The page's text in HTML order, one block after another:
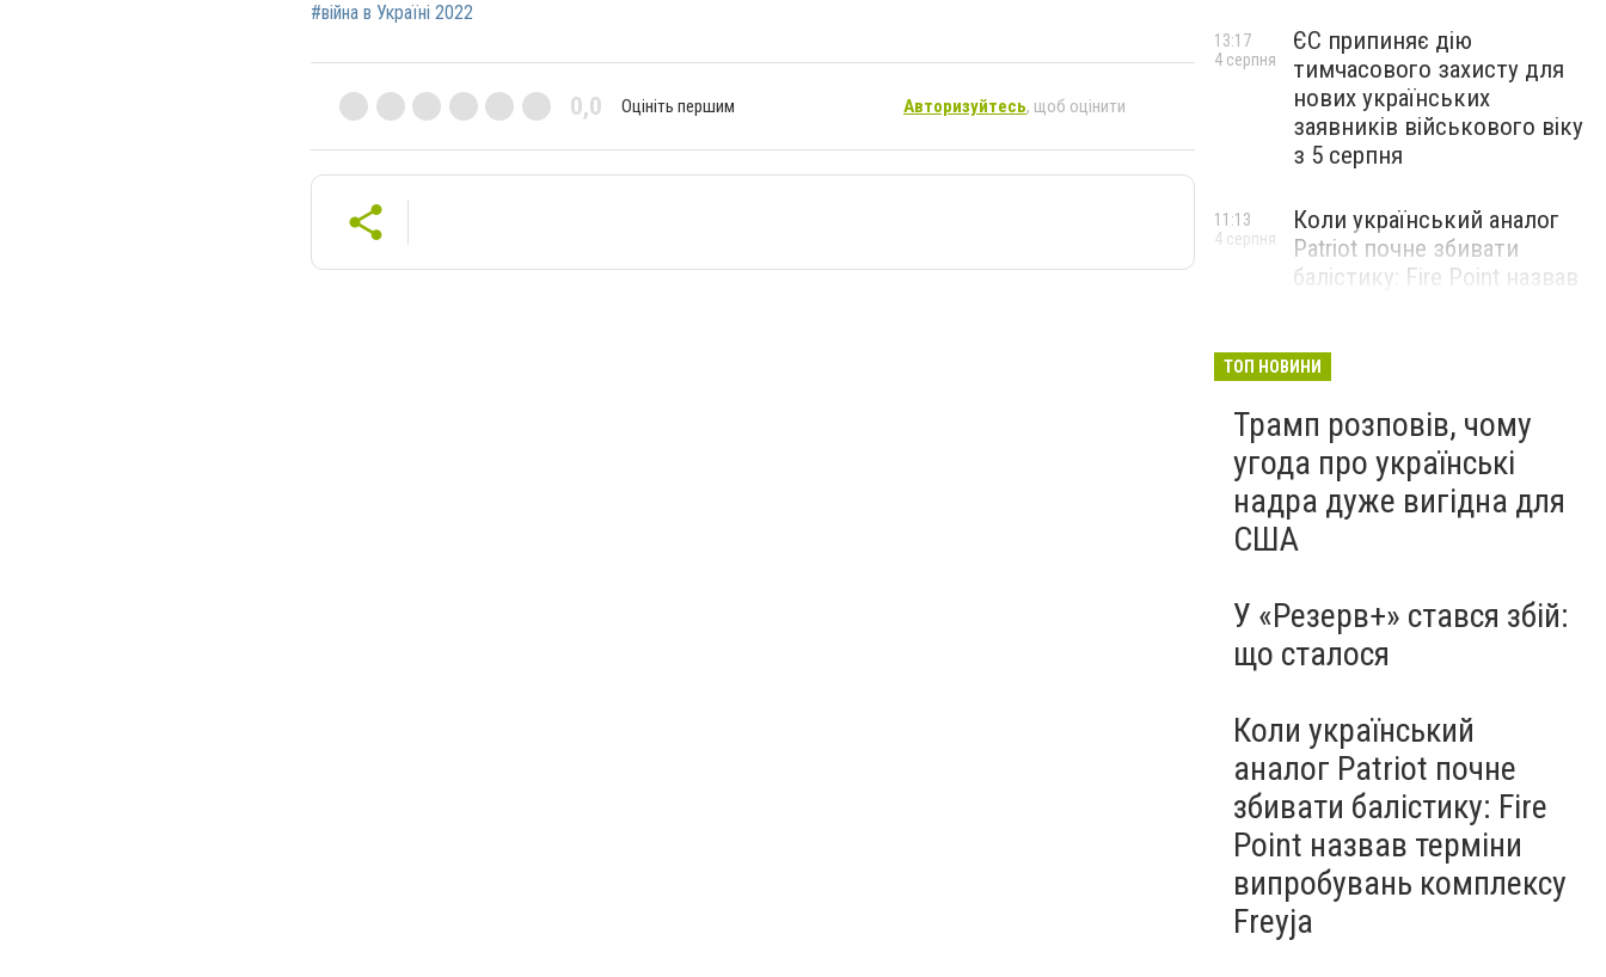
#війна в Україні 2022
0,0 Оцініть першим Авторизуйтесь, щоб оцінити
ЄС припиняє дію
тимчасового захисту для
нових українських
заявників військового віку
з 5 серпня
13:17
4 серпня
Коли український аналог
Patriot почне збивати
балістику: Fire Point назвав
11:13
4 серпня
тривалого стресу: які
симптоми не варто
списувати на втому
НОВИНИ КОМПАНІЙ
4 серпня
ТОП НОВИНИ
Трамп розповів, чому
угода про українські
надра дуже вигідна для
США
У «Резерв+» стався збій:
що сталося
Коли український
аналог Patriot почне
збивати балістику: Fire
Point назвав терміни
випробувань комплексу
Freyja